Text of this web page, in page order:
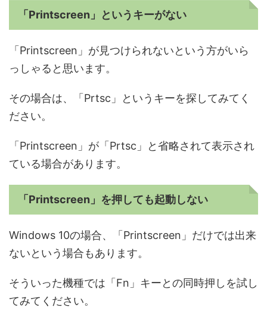
「Printscreen」というキーがない
「Printscreen」が見つけられないという方がいら
っしゃると思います。
その場合は、「Prtsc」というキーを探してみてく
ださい。
「Printscreen」が「Prtsc」と省略されて表示され
ている場合があります。
「Printscreen」を押しても起動しない
Windows 10の場合、「Printscreen」だけでは出来
ないという場合もあります。
そういった機種では「Fn」キーとの同時押しを試し
てみてください。